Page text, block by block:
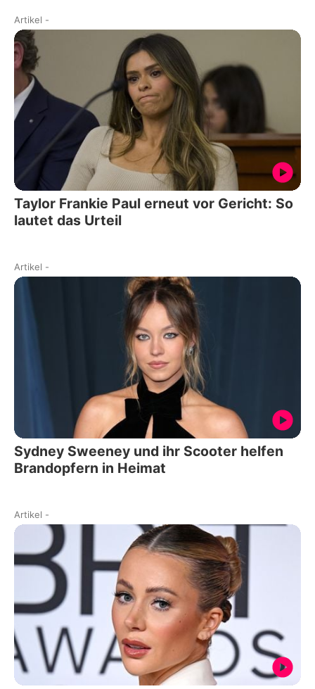
Artikel -
Taylor Frankie Paul erneut vor Gericht: So
lautet das Urteil
Artikel -
Sydney Sweeney und ihr Scooter helfen
Brandopfern in Heimat
Artikel -